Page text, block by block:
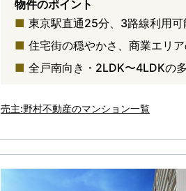
物件のポイント
東京駅直通25分、3路線利用可
住宅街の穏やかさ、商業エリ
全戸南向き・2LDK〜4LDKの
売主:野村不動産のマンション一覧